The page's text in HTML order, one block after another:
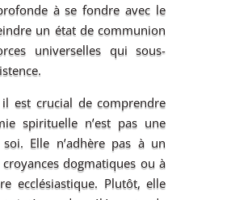
à se fondre avec le
un état de communion
universelles qui sous-
il est crucial de comprendre
spirituelle n’est pas une
Elle n’adhère pas à un
dogmatiques ou à
ecclésiastique. Plutôt, elle